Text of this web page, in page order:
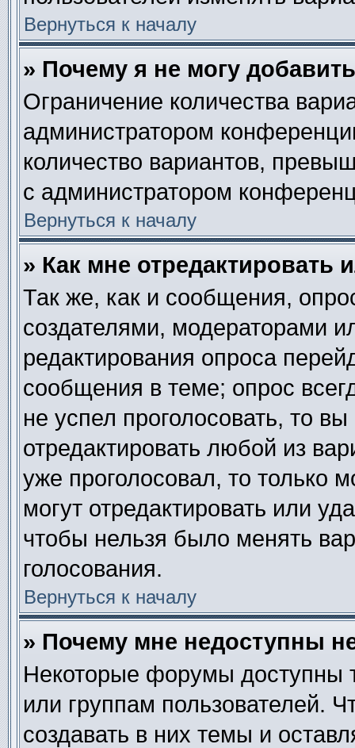
Вернуться к началу
» Почему я не могу
Ограничение количества
администратором
количество вариантов,
с администратором
Вернуться к началу
» Как мне отредактировать
Так же, как и сообщения,
создателями, модераторами
редактирования опроса
сообщения в теме; опрос
не успел проголосовать, то
отредактировать любой из
уже проголосовал, то только
могут отредактировать или
чтобы нельзя было менять
голосования.
Вернуться к началу
» Почему мне недоступны
Некоторые форумы доступны
или группам пользователей.
создавать в них темы и